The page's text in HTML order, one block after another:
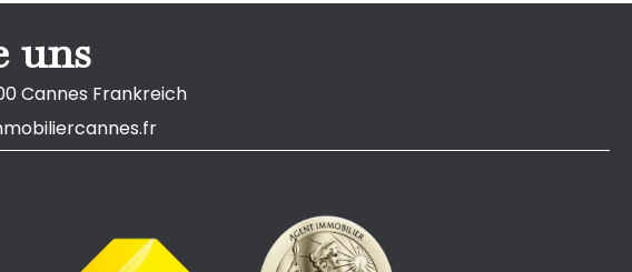
uns
Cannes Frankreich